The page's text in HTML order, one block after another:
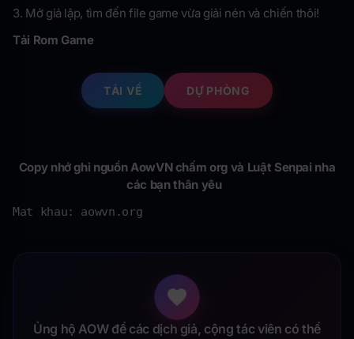
3. Mở giả lập, tìm đến file game vừa giải nén và chiến thôi!
Tải Rom Game
TẢI VỀ DỰ PHÒNG
Copy nhớ ghi nguồn AowVN chấm org và Luật Senpai nha
các bạn thân yêu
Mat khau: aowvn.org
Ủng hộ AOW để các dịch giả, cộng tác viên có thể